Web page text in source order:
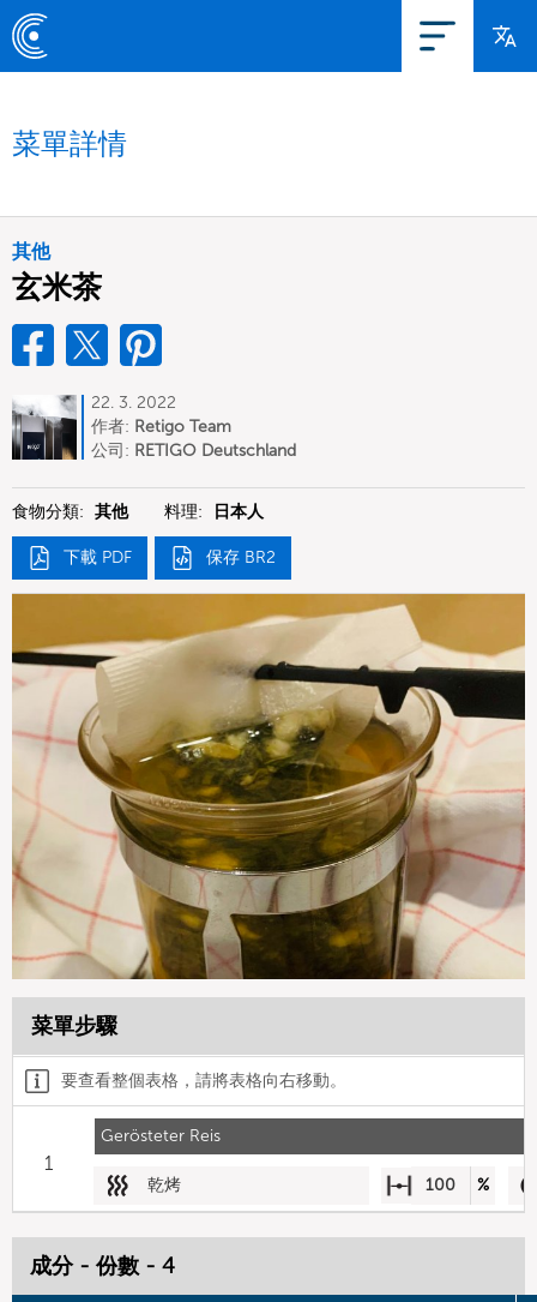
菜單詳情
其他
玄米茶
22. 3. 2022
作者: Retigo Team
Deutschland
公司: RETIGO Deutschland
食物分類: 其他 料理: 日本人
下載 PDF 保存 BR2
菜單步驟
要查看整個表格，請將表格向右移動。
Gerösteter Reis
1
乾烤 100 %
成分 - 份數 - 4